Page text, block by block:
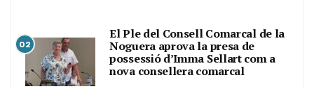
02
El Ple del Consell Comarcal de la
Noguera aprova la presa de
possessió d’Imma Sellart com a
nova consellera comarcal